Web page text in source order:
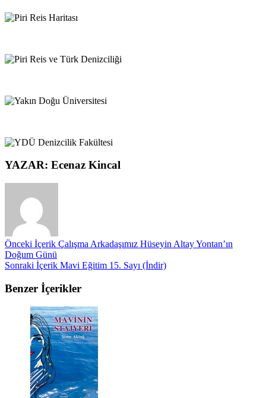
YAZAR: Ecenaz Kincal
Önceki İçerik Çalışma Arkadaşımız Hüseyin Altay Yontan’ın
Doğum Günü
Sonraki İçerik Mavi Eğitim 15. Sayı (İndir)
Benzer İçerikler